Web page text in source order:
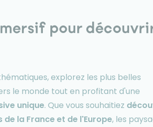
pour
explorez les plus belles
le monde tout en profitant d'une
unique. Que vous souhaitiez
la France et de l'Europe, les